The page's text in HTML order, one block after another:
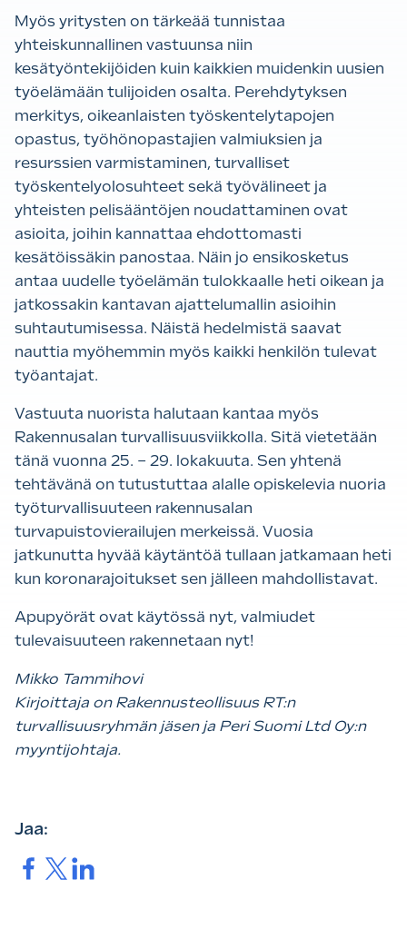
Myös yritysten on tärkeää tunnistaa
yhteiskunnallinen vastuunsa niin
kesätyöntekijöiden kuin kaikkien muidenkin uusien
työelämään tulijoiden osalta. Perehdytyksen
merkitys, oikeanlaisten työskentelytapojen
opastus, työhönopastajien valmiuksien ja
resurssien varmistaminen, turvalliset
työskentelyolosuhteet sekä työvälineet ja
yhteisten pelisääntöjen noudattaminen ovat
asioita, joihin kannattaa ehdottomasti
kesätöissäkin panostaa. Näin jo ensikosketus
antaa uudelle työelämän tulokkaalle heti oikean ja
jatkossakin kantavan ajattelumallin asioihin
suhtautumisessa. Näistä hedelmistä saavat
nauttia myöhemmin myös kaikki henkilön tulevat
työantajat.
Vastuuta nuorista halutaan kantaa myös
Rakennusalan turvallisuusviikkolla. Sitä vietetään
tänä vuonna 25. – 29. lokakuuta. Sen yhtenä
tehtävänä on tutustuttaa alalle opiskelevia nuoria
työturvallisuuteen rakennusalan
turvapuistovierailujen merkeissä. Vuosia
jatkunutta hyvää käytäntöä tullaan jatkamaan heti
kun koronarajoitukset sen jälleen mahdollistavat.
Apupyörät ovat käytössä nyt, valmiudet
tulevaisuuteen rakennetaan nyt!
Mikko Tammihovi
Kirjoittaja on Rakennusteollisuus RT:n
turvallisuusryhmän jäsen ja Peri Suomi Ltd Oy:n
myyntijohtaja.
Jaa:
Jaa. Jaa.Jaa.